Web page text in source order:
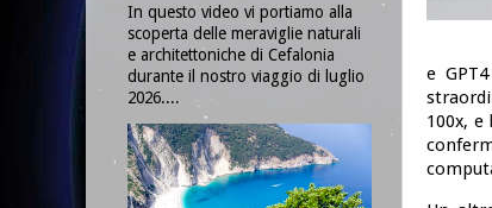
e
100x,
In questo video vi portiamo alla
scoperta delle meraviglie naturali
e architettoniche di Cefalonia
durante il nostro viaggio di luglio
2026....